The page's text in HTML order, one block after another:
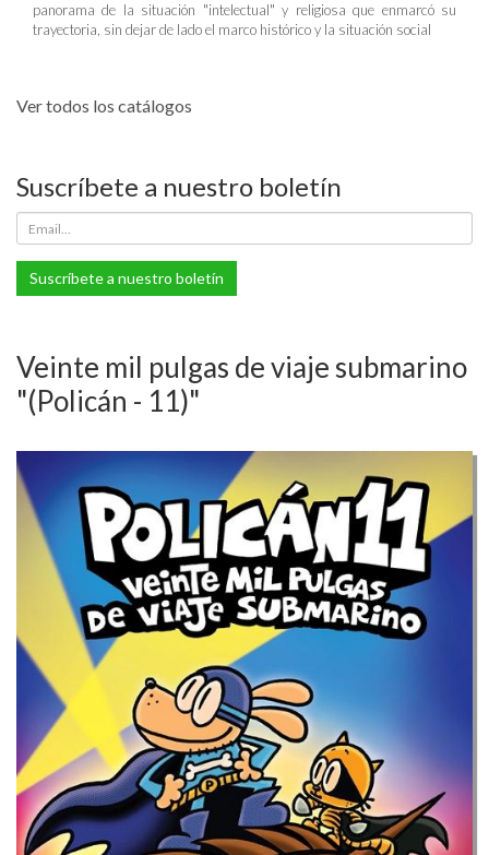
panorama de la situación "intelectual" y religiosa que enmarcó su
trayectoria, sin dejar de lado el marco histórico y la situación social
Ver todos los catálogos
Suscríbete a nuestro boletín
Suscríbete a nuestro boletín
Veinte mil pulgas de viaje submarino
"(Policán - 11)"